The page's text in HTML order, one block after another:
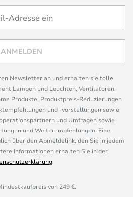
ANMELDEN
Newsletter an und erhalten sie tolle
Lampen und Leuchten, Ventilatoren,
Produkte, Produktpreis-Reduzierungen
und -vorstellungen sowie
und Umfragen sowie
und Weiterempfehlungen. Eine
über den Abmeldelink, den Sie in jedem
Informationen erhalten Sie in der
.
von 249 €.